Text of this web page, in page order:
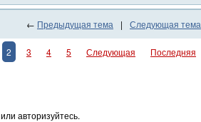
← Предыдущая тема | Следующая тема
2 3 4 5 Следующая Последняя
или авторизуйтесь.